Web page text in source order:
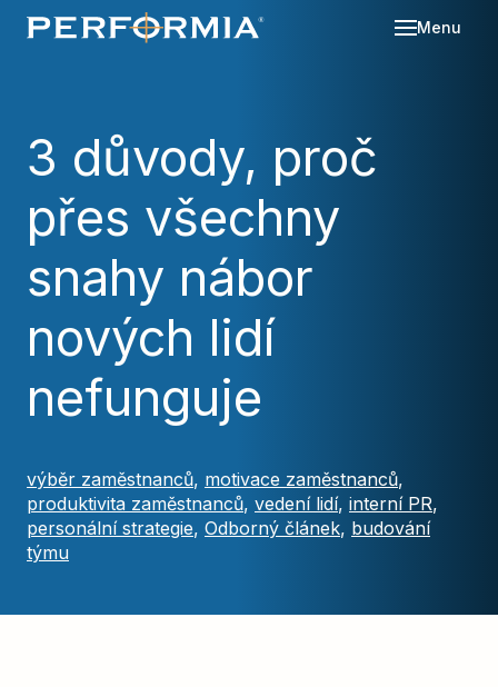
Menu
3 důvody, proč
přes všechny
snahy nábor
nových lidí
nefunguje
výběr zaměstnanců, motivace zaměstnanců,
produktivita zaměstnanců, vedení lidí, interní PR,
personální strategie, Odborný článek, budování
týmu